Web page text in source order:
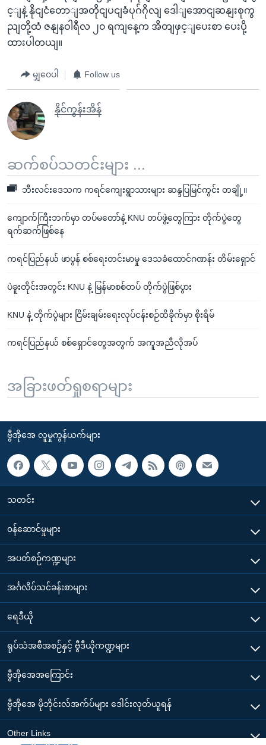
င့ျနဲ့ နိုငျငံတောျအတိုငျပငျခံပုဂ်ဂိုလျ ဒေါျအောငျဆနျးစုကွ
ညျတို့ထံ ဇနျနဝါရီလ ၂၀ ရကျနေ့က အိတျဖှင့ျပေးစာ ပေးပို့
ထားပါတယျ။
မျှဝေပါ Follow us
နိုင်ကွန်းအိန်
ဆက်စပ်သတင်းများ ...
ဘီးလင်းဒေသက ကရင်ကျေးရွာသားများ ဆန္ဒပြမြင်ကွင်း တချို့။
ကျောက်ကြီးဘက်မှာ တပ်မတော်နဲ့ KNU တပ်ဖွဲ့တွေကြား တိုက်ပွဲတွေ
ရက်ဆက်ဖြစ်နေ
ကရင်ပြည်နယ် ဖာပွန် စစ်ရေးတင်းမာမှု ဒေသခံထောင်ဂဏန်း တိမ်းရှောင်
ပဲခူးတိုင်းအတွင်း KNU နဲ့ မြန်မာစစ်တပ် တိုက်ပွဲဖြစ်ပွား
KNU နဲ့ တိုက်ပွဲများ ငြိမ်းချမ်းရေးလုပ်ငန်းစဉ်ထိခိုက်မှာ စိုးရိမ်
ကရင်ပြည်နယ် စစ်ရှောင်တွေအတွက် အကူအညီလိုအပ်
အခြားဖတ်ရှုစရာများ
ဗွီအိုအေ လူမှုကွန်ယက်များ
သတင်း
၀န်ဆောင်မှုများ
အပတ်စဉ်ကဏ္ဍများ
အင်္ဂလိပ်သင်ခန်းစာများ
ရေဒီယို
ရုပ်သံအစီအစဉ်နှင့် ဗွီဒီယိုကဏ္ဍများ
ဗွီအိုအေအကြောင်း
ဗွီအိုအေ မိုဘိုင်းလ်အက်ပ်များ ဒေါင်းလုတ်ယူရန်
Other Links